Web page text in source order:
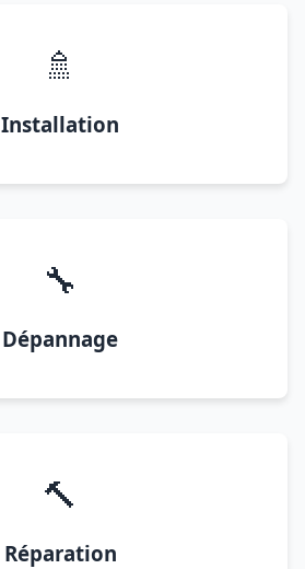
🚿
Installation
🔧
Dépannage
🔨
Réparation